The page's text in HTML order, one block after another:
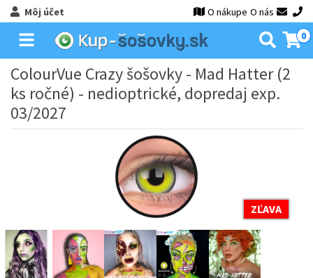
Môj účet O nákupe O nás
0
ColourVue Crazy šošovky - Mad Hatter (2
ks ročné) - nedioptrické, dopredaj exp.
03/2027
ZĽAVA